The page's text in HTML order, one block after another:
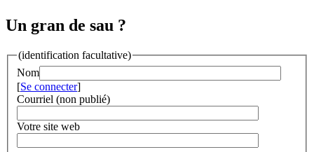
Un gran de sau ?
(identification facultative)
Nom
[Se connecter]
Courriel (non publié)
Votre site web